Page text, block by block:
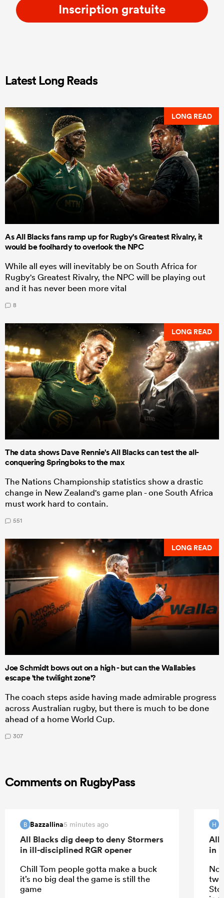
Inscription gratuite
Latest Long Reads
LONG READ
As All Blacks fans ramp up for Rugby's Greatest Rivalry, it
would be foolhardy to overlook the NPC
While all eyes will inevitably be on South Africa for
Rugby's Greatest Rivalry, the NPC will be playing out
and it has never been more vital
8
LONG READ
The data shows Dave Rennie's All Blacks can test the all-
conquering Springboks to the max
The Nations Championship statistics show a drastic
change in New Zealand's game plan - one South Africa
must work hard to contain.
551
LONG READ
Joe Schmidt bows out on a high - but can the Wallabies
escape 'the twilight zone'?
The coach steps aside having made admirable progress
across Australian rugby, but there is much to be done
ahead of a home World Cup.
307
Comments on RugbyPass
B Bazzallina5 minutes ago
All Blacks dig deep to deny Stormers
in ill-disciplined RGR opener
Chill Tom people gotta make a buck
it’s no big deal the game is still the
game
H
All
in